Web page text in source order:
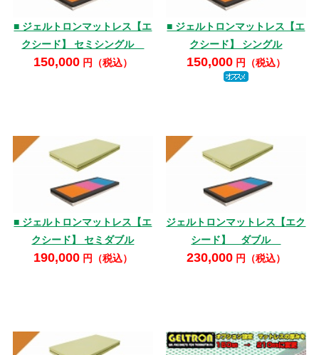
■ ジェルトロンマットレス【エ
クシード】 セミシングル
150,000円（税込）
■ ジェルトロンマットレス【エ
クシード】 シングル
150,000円（税込）
■ ジェルトロンマットレス【エ
クシード】 セミダブル
190,000円（税込）
ジェルトロンマットレス【エク
シード】 ダブル
230,000円（税込）